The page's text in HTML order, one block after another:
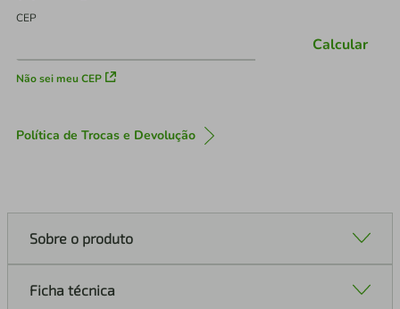
CEP
Não sei meu CEP
Calcular
Política de Trocas e Devolução
Sobre o produto
Ficha técnica